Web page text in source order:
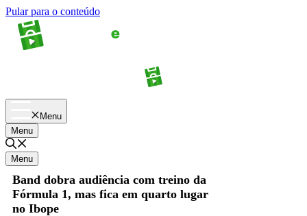
Pular para o conteúdo
Menu
Menu
Menu
Band dobra audiência com treino da
Fórmula 1, mas fica em quarto lugar
no Ibope